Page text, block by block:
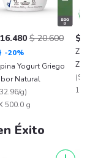
$ 20.600
-20%
Yogurt Griego
Natural
g)
500.0 g
$
(
1 X
Éxito